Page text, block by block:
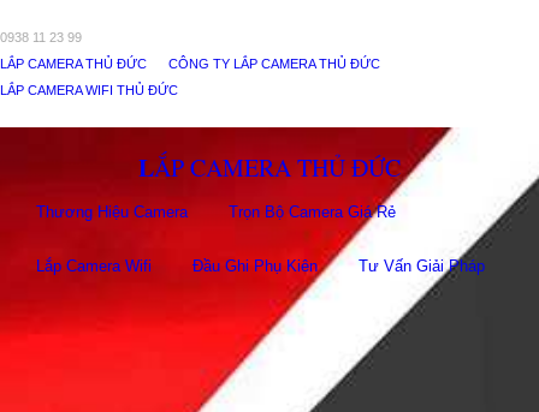
0938 11 23 99
LẮP CAMERA THỦ ĐỨC
CÔNG TY LẮP CAMERA THỦ ĐỨC
LẮP CAMERA WIFI THỦ ĐỨC
LẮP CAMERA THỦ ĐỨC
Thương Hiệu Camera Trọn Bộ Camera Giá Rẻ
Lắp Camera Wifi Đầu Ghi Phụ Kiên Tư Vấn Giải Pháp